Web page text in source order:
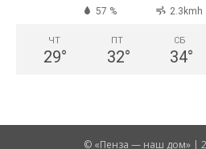
57 % 2.3kmh
ЧТ
29°
ПТ
32°
СБ
34°
© «Пенза — наш дом» |